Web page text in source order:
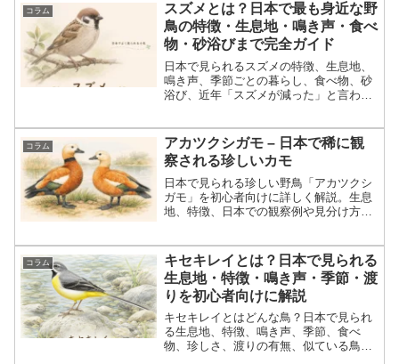
コラム
スズメとは？日本で最も身近な野
鳥の特徴・生息地・鳴き声・食べ
物・砂浴びまで完全ガイド
日本で見られるスズメの特徴、生息地、
鳴き声、季節ごとの暮らし、食べ物、砂
浴び、近年「スズメが減った」と言われ
す。
コラム
アカツクシガモ – 日本で稀に観
察される珍しいカモ
日本で見られる珍しい野鳥「アカツクシ
ガモ」を初心者向けに詳しく解説。生息
地、特徴、日本での観察例や見分け方ま
コラム
キセキレイとは？日本で見られる
生息地・特徴・鳴き声・季節・渡
りを初心者向けに解説
キセキレイとはどんな鳥？日本で見られ
る生息地、特徴、鳴き声、季節、食べ
物、珍しさ、渡りの有無、似ている鳥と